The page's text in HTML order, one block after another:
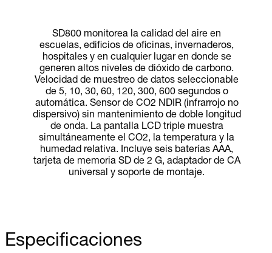
SD800 monitorea la calidad del aire en
escuelas, edificios de oficinas, invernaderos,
hospitales y en cualquier lugar en donde se
generen altos niveles de dióxido de carbono.
Velocidad de muestreo de datos seleccionable
de 5, 10, 30, 60, 120, 300, 600 segundos o
automática. Sensor de CO2 NDIR (infrarrojo no
dispersivo) sin mantenimiento de doble longitud
de onda. La pantalla LCD triple muestra
simultáneamente el CO2, la temperatura y la
humedad relativa. Incluye seis baterías AAA,
tarjeta de memoria SD de 2 G, adaptador de CA
universal y soporte de montaje.
Especificaciones